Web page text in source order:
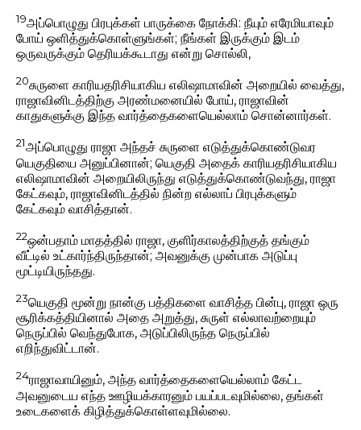
19அப்பொழுது பிரபுக்கள் பாருக்கை நோக்கி: நீயும் எரேமியாவும்
போய் ஒளித்துக்கொள்ளுங்கள்; நீங்கள் இருக்கும் இடம்
ஒருவருக்கும் தெரியக்கூடாது என்று சொல்லி,
20சுருளை காரியதரிசியாகிய எலிஷாமாவின் அறையில் வைத்து,
ராஜாவினிடத்திற்கு அரண்மனையில் போய், ராஜாவின்
காதுகளுக்கு இந்த வார்த்தைகளையெல்லாம் சொன்னார்கள்.
21அப்பொழுது ராஜா அந்தச் சுருளை எடுத்துக்கொண்டுவர
யெகுதியை அனுப்பினான்; யெகுதி அதைக் காரியதரிசியாகிய
எலிஷாமாவின் அறையிலிருந்து எடுத்துக்கொண்டுவந்து, ராஜா
கேட்கவும், ராஜாவினிடத்தில் நின்ற எல்லாப் பிரபுக்களும்
கேட்கவும் வாசித்தான்.
22ஒன்பதாம் மாதத்தில் ராஜா, குளிர்காலத்திற்குத் தங்கும்
வீட்டில் உட்கார்ந்திருந்தான்; அவனுக்கு முன்பாக அடுப்பு
மூட்டியிருந்தது.
23யெகுதி மூன்று நான்கு பத்திகளை வாசித்த பின்பு, ராஜா ஒரு
சூரிக்கத்தியினால் அதை அறுத்து, சுருள் எல்லாவற்றையும்
நெருப்பில் வெந்துபோக, அடுப்பிலிருந்த நெருப்பில்
எறிந்துவிட்டான்.
24ராஜாவாயினும், அந்த வார்த்தைகளையெல்லாம் கேட்ட
அவனுடைய எந்த ஊழியக்காரனும் பயப்படவுமில்லை, தங்கள்
உடைகளைக் கிழித்துக்கொள்ளவுமில்லை.